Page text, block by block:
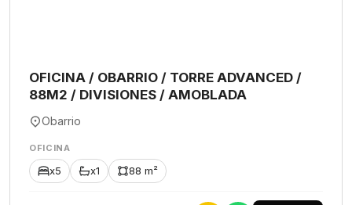
OFICINA / OBARRIO / TORRE ADVANCED /
88M2 / DIVISIONES / AMOBLADA
Obarrio
OFICINA
x5 x1 88 m²